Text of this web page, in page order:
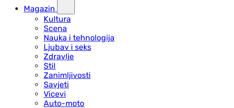
Magazin
Kultura
Scena
Nauka i tehnologija
Ljubav i seks
Zdravlje
Stil
Zanimljivosti
Savjeti
Vicevi
Auto-moto